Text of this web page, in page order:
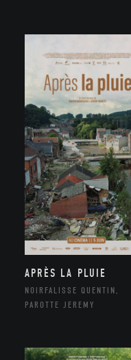
APRÈS LA PLUIE
NOIRFALISSE QUENTIN,
PAROTTE JEREMY